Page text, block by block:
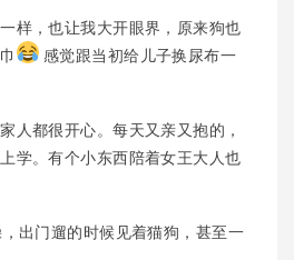
样，也让我大开眼界，原来狗也
感觉跟当初给儿子换尿布一
人都很开心。每天又亲又抱的，
学。有个小东西陪着女王大人也
出门遛的时候见着猫狗，甚至一